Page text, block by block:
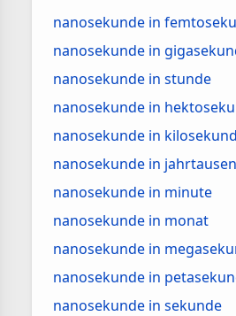
nanosekunde in
nanosekunde in
nanosekunde in stunde
nanosekunde in
nanosekunde in
nanosekunde in
nanosekunde in minute
nanosekunde in monat
nanosekunde in
nanosekunde in
nanosekunde in sekunde